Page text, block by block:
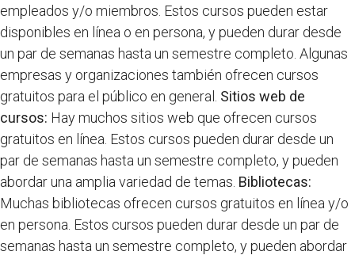
empleados y/o miembros. Estos cursos pueden estar
disponibles en línea o en persona, y pueden durar desde
un par de semanas hasta un semestre completo. Algunas
empresas y organizaciones también ofrecen cursos
gratuitos para el público en general. Sitios web de
cursos: Hay muchos sitios web que ofrecen cursos
gratuitos en línea. Estos cursos pueden durar desde un
par de semanas hasta un semestre completo, y pueden
abordar una amplia variedad de temas. Bibliotecas:
Muchas bibliotecas ofrecen cursos gratuitos en línea y/o
en persona. Estos cursos pueden durar desde un par de
semanas hasta un semestre completo, y pueden abordar